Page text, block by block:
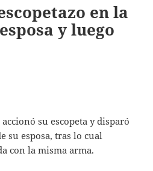
en la
y luego
su escopeta y disparó
su esposa, tras lo cual
con la misma arma.